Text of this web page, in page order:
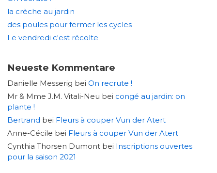
la crèche au jardin
des poules pour fermer les cycles
Le vendredi c'est récolte
Neueste Kommentare
Danielle Messerig bei On recrute !
Mr & Mme J.M. Vitali-Neu bei congé au jardin: on
plante !
Bertrand bei Fleurs à couper Vun der Atert
Anne-Cécile bei Fleurs à couper Vun der Atert
Cynthia Thorsen Dumont bei Inscriptions ouvertes
pour la saison 2021